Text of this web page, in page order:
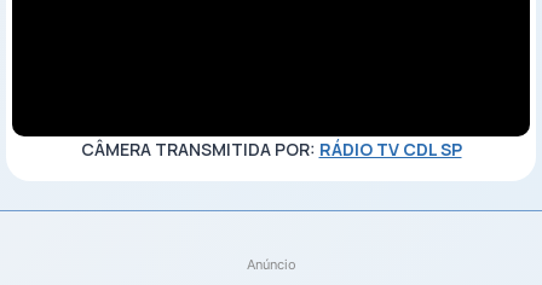
CÂMERA TRANSMITIDA POR: RÁDIO TV CDL SP
Anúncio